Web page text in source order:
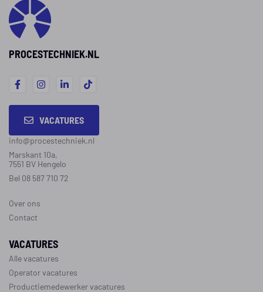
het proces binnen de
afgesproken eisen blijft
verlopen.
PROCESTECHNIEK.NL
VACATURES
info@procestechniek.nl
Marskant 10a,
7551 BV Hengelo
Bel 08 587 710 72
Over ons
Contact
VACATURES
Alle vacatures
Operator vacatures
Productiemedewerker vacatures